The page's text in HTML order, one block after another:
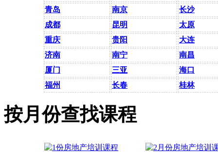
青岛
南京
长沙
成都
昆明
太原
重庆
贵阳
大连
济南
南宁
南昌
厦门
三亚
海口
福州
长春 桂林
按月份查找课程